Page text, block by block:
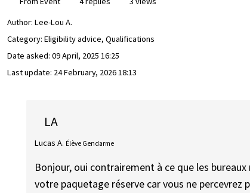
Author: Lee-Lou A.
Category: Eligibility advice, Qualifications
Date asked: 09 April, 2025 16:25
Last update: 24 February, 2026 18:13
LA
Lucas A. Élève Gendarme
Bonjour, oui contrairement à ce que les
votre paquetage réserve car vous ne